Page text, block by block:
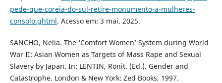
pede-que-coreia-do-sul-retire-monumento-a-mulheres-
consolo.ghtml. Acesso em: 3 mai. 2025.
SANCHO, Nelia. The ‘Comfort Women’ System during World
War II: Asian Women as Targets of Mass Rape and Sexual
Slavery by Japan. In: LENTIN, Ronit. (Ed.). Gender and
Catastrophe. London & New York: Zed Books, 1997.